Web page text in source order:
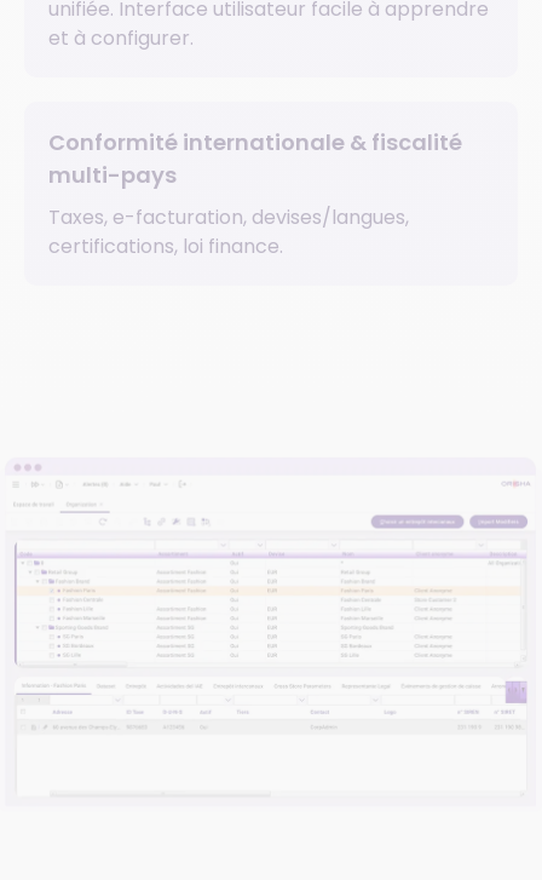
unifiée. Interface utilisateur facile à apprendre
et à configurer.
Conformité internationale & fiscalité
multi-pays
Taxes, e-facturation, devises/langues,
certifications, loi finance.